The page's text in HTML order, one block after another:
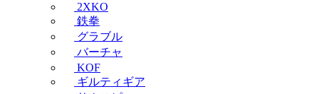
2XKO
鉄拳
グラブル
バーチャ
KOF
ギルティギア